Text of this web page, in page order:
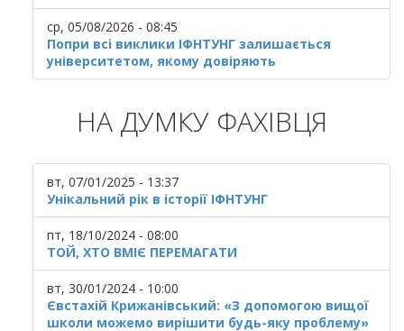
ср, 05/08/2026 - 08:45
Попри всі виклики ІФНТУНГ залишається
університетом, якому довіряють
НА ДУМКУ ФАХІВЦЯ
вт, 07/01/2025 - 13:37
Унікальний рік в історії ІФНТУНГ
пт, 18/10/2024 - 08:00
ТОЙ, ХТО ВМІЄ ПЕРЕМАГАТИ
вт, 30/01/2024 - 10:00
Євстахій Крижанівський: «З допомогою вищої
школи можемо вирішити будь-яку проблему»